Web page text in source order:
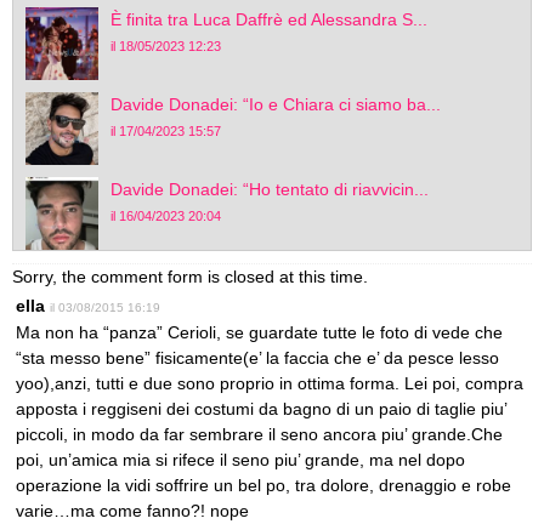
È finita tra Luca Daffrè ed Alessandra S...
il 18/05/2023 12:23
Davide Donadei: “Io e Chiara ci siamo ba...
il 17/04/2023 15:57
Davide Donadei: “Ho tentato di riavvicin...
il 16/04/2023 20:04
Sorry, the comment form is closed at this time.
ella il 03/08/2015 16:19
Ma non ha “panza” Cerioli, se guardate tutte le foto di vede che
“sta messo bene” fisicamente(e’ la faccia che e’ da pesce lesso
yoo),anzi, tutti e due sono proprio in ottima forma. Lei poi, compra
apposta i reggiseni dei costumi da bagno di un paio di taglie piu’
piccoli, in modo da far sembrare il seno ancora piu’ grande.Che
poi, un’amica mia si rifece il seno piu’ grande, ma nel dopo
operazione la vidi soffrire un bel po, tra dolore, drenaggio e robe
varie…ma come fanno?! nope